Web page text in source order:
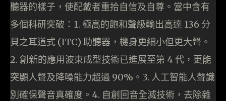
聽器的樣子，使配戴者重拾自信及自尊。當中含有
多個科研突破：1. 極高的飽和聲級輸出高達 136 分
貝之耳道式 (ITC) 助聽器，機身更細小但更大聲。
2. 創新的應用波束成型技術已進展至第 4 代，更能
突顯人聲及降噪能力超過 90%。3. 人工智能人聲識
別確保聲音真確度。4. 自創回音全滅技術，去除雜